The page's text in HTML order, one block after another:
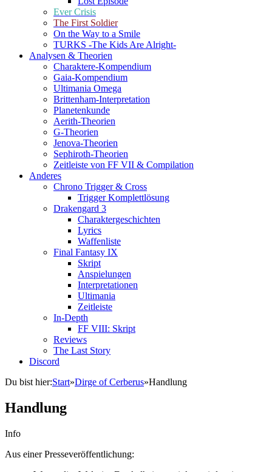
Ever Crisis
The First Soldier
On the Way to a Smile
TURKS -The Kids Are Alright-
Analysen & Theorien
Charaktere-Kompendium
Gaia-Kompendium
Ultimania Omega
Brittenham-Interpretation
Planetenkunde
Aerith-Theorien
G-Theorien
Jenova-Theorien
Sephiroth-Theorien
Zeitleiste von FF VII & Compilation
Anderes
Chrono Trigger & Cross
Trigger Komplettlösung
Drakengard 3
Charaktergeschichten
Lyrics
Waffenliste
Final Fantasy IX
Skript
Anspielungen
Interpretationen
Ultimania
Zeitleiste
In-Depth
FF VIII: Skript
Reviews
The Last Story
Discord
Du bist hier:Start»Dirge of Cerberus»Handlung
Handlung
Info
Aus einer Presseveröffentlichung: